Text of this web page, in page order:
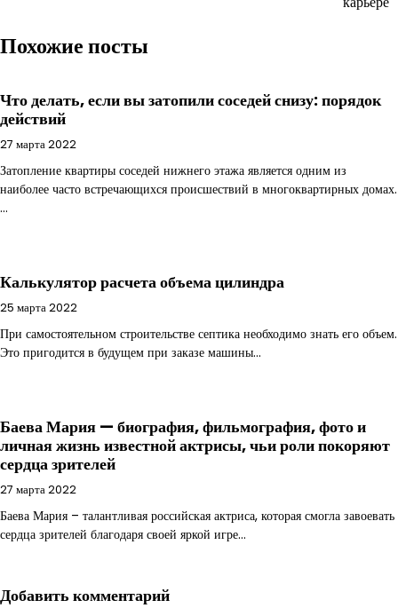
Похожие посты
Что делать, если вы затопили соседей снизу: порядок
действий
27 марта 2022
Затопление квартиры соседей нижнего этажа является одним из
наиболее часто встречающихся происшествий в многоквартирных домах.
…
Калькулятор расчета объема цилиндра
25 марта 2022
При самостоятельном строительстве септика необходимо знать его объем.
Это пригодится в будущем при заказе машины…
Баева Мария — биография, фильмография, фото и
личная жизнь известной актрисы, чьи роли покоряют
сердца зрителей
27 марта 2022
Баева Мария – талантливая российская актриса, которая смогла завоевать
сердца зрителей благодаря своей яркой игре…
Добавить комментарий